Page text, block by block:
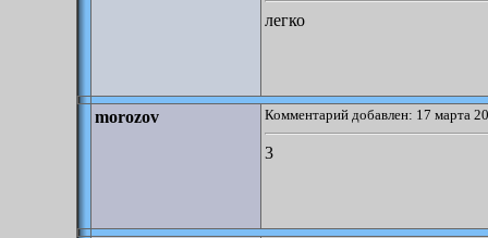
легко
morozov Комментарий добавлен: 17 марта
3